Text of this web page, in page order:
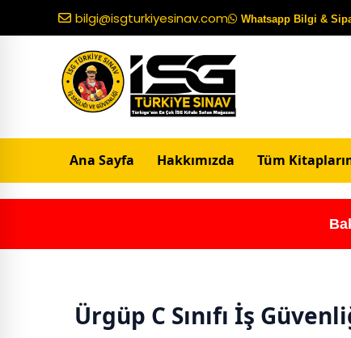
bilgi@isgturkiyesinav.com Whatsapp Bilgi &
Ana Sayfa Hakkımızda Tüm
Ürgüp C Sınıfı İş